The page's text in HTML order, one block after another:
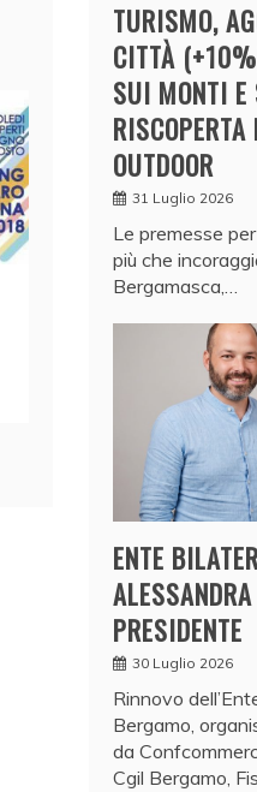
TURISMO,
CITTÀ
SUI MONTI E
OUTDOOR
31 Luglio 2026
Le premesse
più che
Bergamasca,…
ENTE
PRESIDENTE
30 Luglio 2026
Rinnovo
Bergamo,
da
Cgil Bergamo,